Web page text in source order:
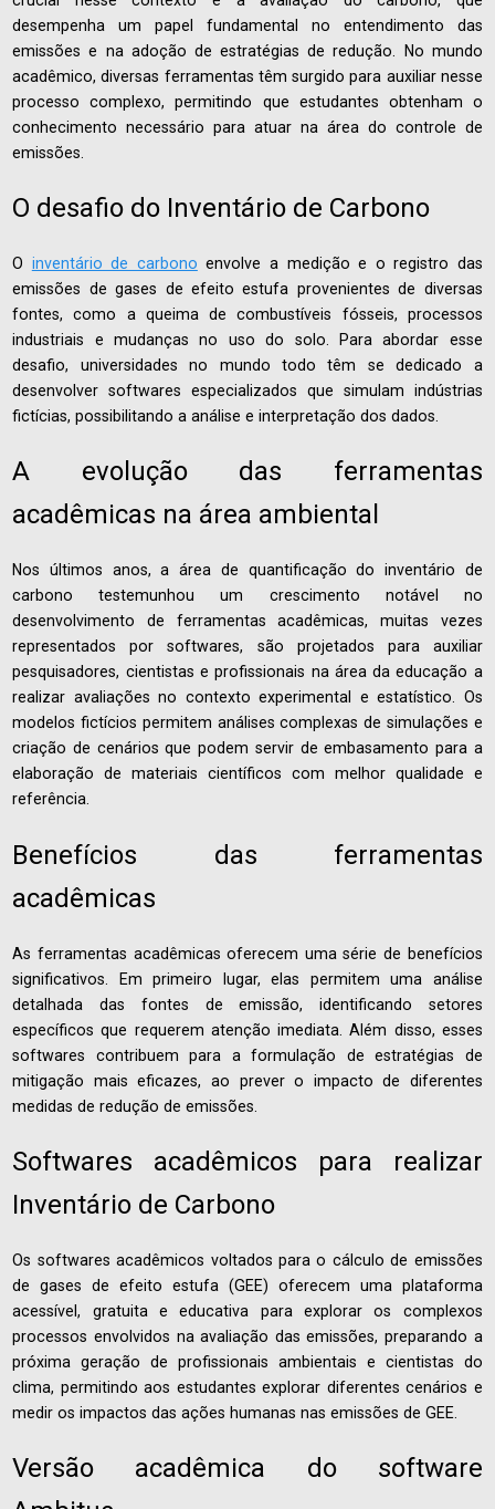
desempenha um papel fundamental no entendimento das
emissões e na adoção de estratégias de redução. No mundo
acadêmico, diversas ferramentas têm surgido para auxiliar nesse
processo complexo, permitindo que estudantes obtenham o
conhecimento necessário para atuar na área do controle de
emissões.
O desafio do Inventário de Carbono
O inventário de carbono envolve a medição e o registro das
emissões de gases de efeito estufa provenientes de diversas
fontes, como a queima de combustíveis fósseis, processos
industriais e mudanças no uso do solo. Para abordar esse
desafio, universidades no mundo todo têm se dedicado a
desenvolver softwares especializados que simulam indústrias
fictícias, possibilitando a análise e interpretação dos dados.
A evolução das ferramentas
acadêmicas na área ambiental
Nos últimos anos, a área de quantificação do inventário de
carbono testemunhou um crescimento notável no
desenvolvimento de ferramentas acadêmicas, muitas vezes
representados por softwares, são projetados para auxiliar
pesquisadores, cientistas e profissionais na área da educação a
realizar avaliações no contexto experimental e estatístico. Os
modelos fictícios permitem análises complexas de simulações e
criação de cenários que podem servir de embasamento para a
elaboração de materiais científicos com melhor qualidade e
referência.
Benefícios das ferramentas
acadêmicas
As ferramentas acadêmicas oferecem uma série de benefícios
significativos. Em primeiro lugar, elas permitem uma análise
detalhada das fontes de emissão, identificando setores
específicos que requerem atenção imediata. Além disso, esses
softwares contribuem para a formulação de estratégias de
mitigação mais eficazes, ao prever o impacto de diferentes
medidas de redução de emissões.
Softwares acadêmicos para realizar
Inventário de Carbono
Os softwares acadêmicos voltados para o cálculo de emissões
de gases de efeito estufa (GEE) oferecem uma plataforma
acessível, gratuita e educativa para explorar os complexos
processos envolvidos na avaliação das emissões, preparando a
próxima geração de profissionais ambientais e cientistas do
clima, permitindo aos estudantes explorar diferentes cenários e
medir os impactos das ações humanas nas emissões de GEE.
Versão acadêmica do software